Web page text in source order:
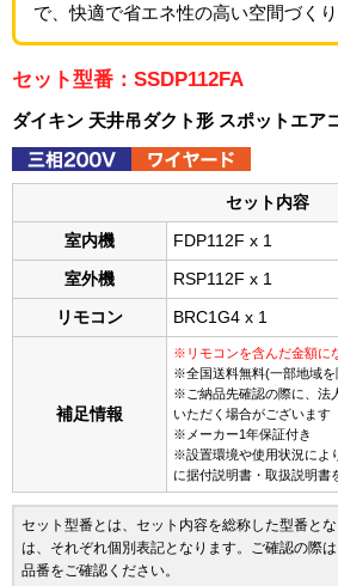
で、快適で省エネ性の高い空間づく
セット型番：SSDP112FA
ダイキン 天井吊ダクト形 スポットエア
セット内容
室内機 FDP112F x 1
室外機 RSP112F x 1
リモコン BRC1G4 x 1
補足情報
※リモコンを含んだ金額に
※全国送料無料(一部地域を
※ご納品先確認の際に、法
いただく場合がございます
※メーカー1年保証付き
※設置環境や使用状況によ
に据付説明書・取扱説明書
セット型番とは、セット内容を総称した型番と
は、それぞれ個別表記となります。ご確認の際
品番をご確認ください。